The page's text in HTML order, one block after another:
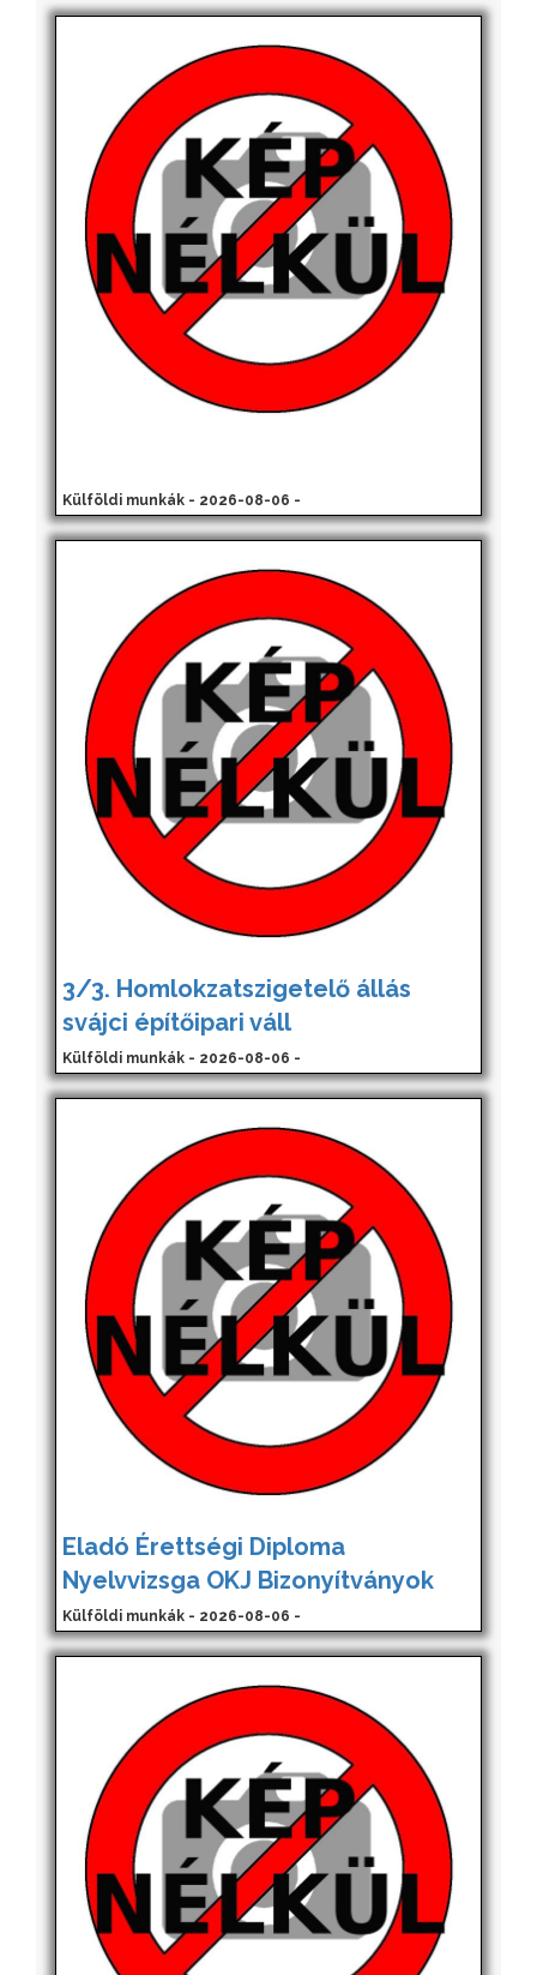
Külföldi munkák - 2026-08-06 -
3/3. Homlokzatszigetelő állás
svájci építőipari váll
Külföldi munkák - 2026-08-06 -
Eladó Érettségi Diploma
Nyelvvizsga OKJ Bizonyítványok
Külföldi munkák - 2026-08-06 -